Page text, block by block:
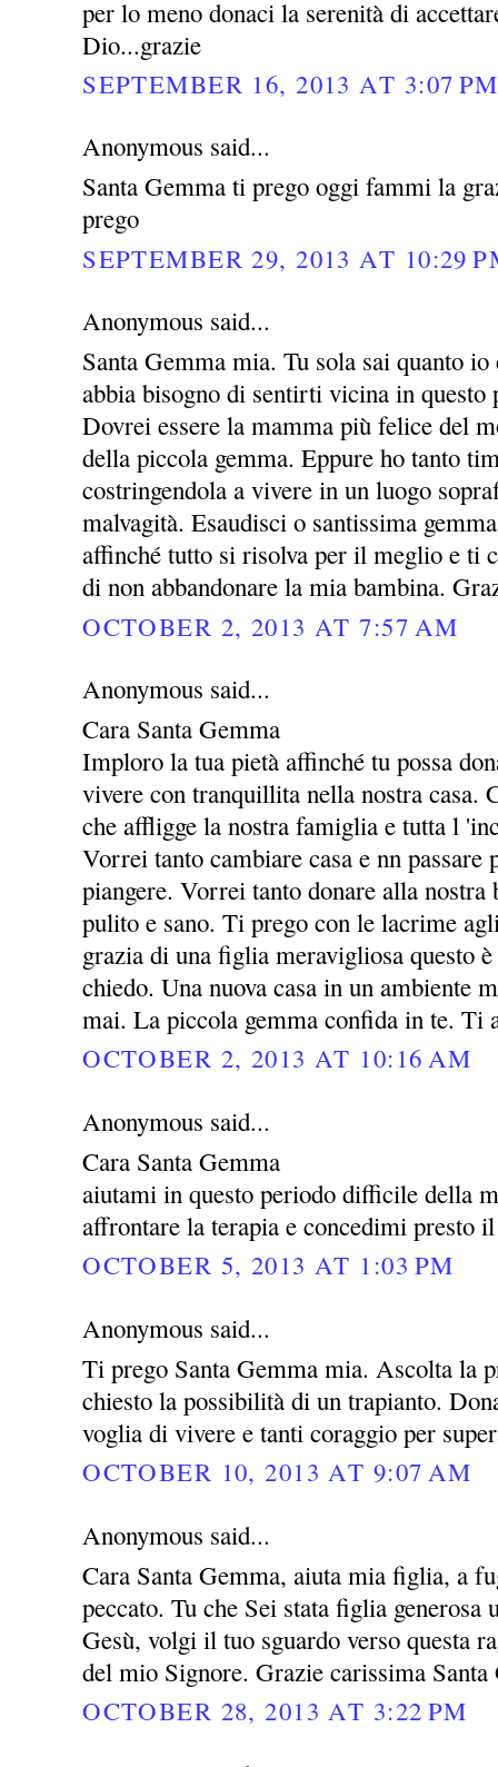
per lo meno donaci la serenità di
Dio...grazie
SEPTEMBER 16, 2013 AT 3:07 PM
Anonymous said...
Santa Gemma ti prego oggi fammi la
prego
SEPTEMBER 29, 2013 AT 10:29
Anonymous said...
Santa Gemma mia. Tu sola sai quanto
abbia bisogno di sentirti vicina in
Dovrei essere la mamma più felice del
della piccola gemma. Eppure ho tanto
costringendola a vivere in un luogo
malvagità. Esaudisci o santissima
affinché tutto si risolva per il meglio e ti
di non abbandonare la mia bambina.
OCTOBER 2, 2013 AT 7:57 AM
Anonymous said...
Cara Santa Gemma
Imploro la tua pietà affinché tu possa
vivere con tranquillita nella nostra casa.
che affligge la nostra famiglia e tutta l
Vorrei tanto cambiare casa e nn
piangere. Vorrei tanto donare alla nostra
pulito e sano. Ti prego con le lacrime
grazia di una figlia meravigliosa questo
chiedo. Una nuova casa in un ambiente
mai. La piccola gemma confida in te. Ti
OCTOBER 2, 2013 AT 10:16 AM
Anonymous said...
Cara Santa Gemma
aiutami in questo periodo difficile della
affrontare la terapia e concedimi presto
OCTOBER 5, 2013 AT 1:03 PM
Anonymous said...
Ti prego Santa Gemma mia. Ascolta la
chiesto la possibilità di un trapianto.
voglia di vivere e tanti coraggio per
OCTOBER 10, 2013 AT 9:07 AM
Anonymous said...
Cara Santa Gemma, aiuta mia figlia, a
peccato. Tu che Sei stata figlia generosa
Gesù, volgi il tuo sguardo verso questa
del mio Signore. Grazie carissima Santa
OCTOBER 28, 2013 AT 3:22 PM